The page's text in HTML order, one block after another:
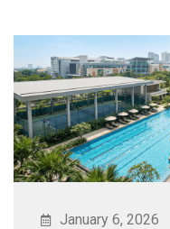
January 6, 2026